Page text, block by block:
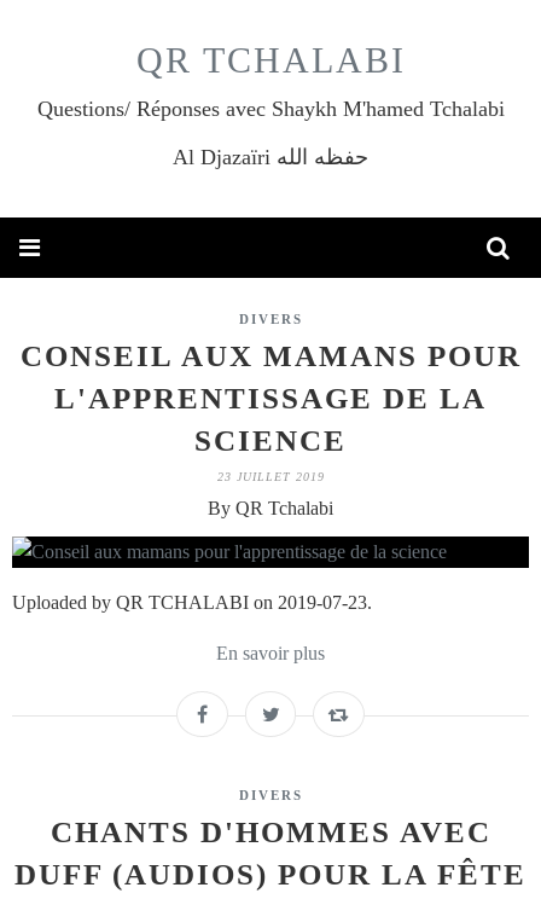
QR TCHALABI
Questions/ Réponses avec Shaykh M'hamed Tchalabi
Al Djazaïri حفظه الله
DIVERS
CONSEIL AUX MAMANS POUR
L'APPRENTISSAGE DE LA
SCIENCE
23 JUILLET 2019
By QR Tchalabi
Uploaded by QR TCHALABI on 2019-07-23.
En savoir plus
DIVERS
CHANTS D'HOMMES AVEC
DUFF (AUDIOS) POUR LA FÊTE